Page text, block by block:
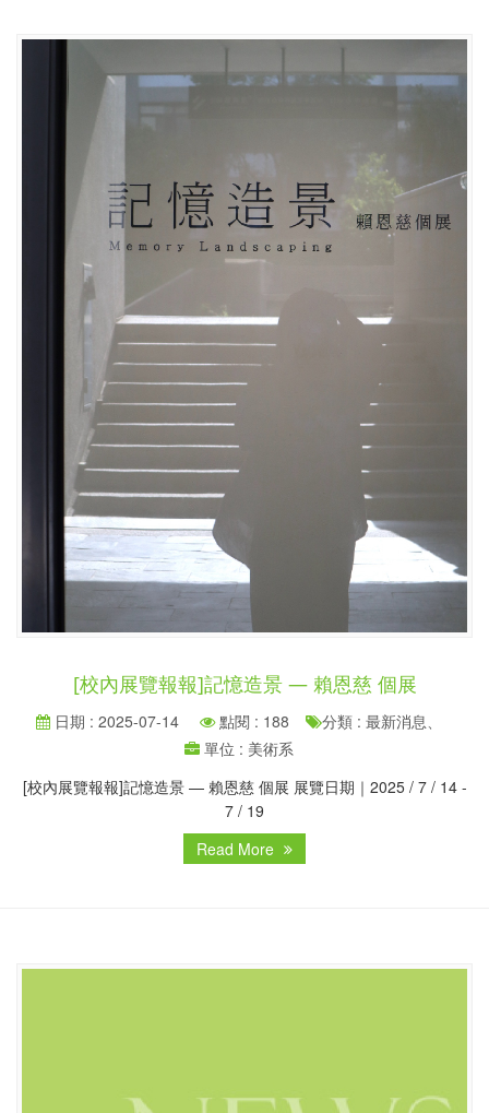
[校內展覽報報]記憶造景 — 賴恩慈 個展
日期 : 2025-07-14 點閱 : 188
分類 : 最新消息、
單位 : 美術系
[校內展覽報報]記憶造景 — 賴恩慈 個展 展覽日期｜2025 / 7 / 14 -
7 / 19
Read More